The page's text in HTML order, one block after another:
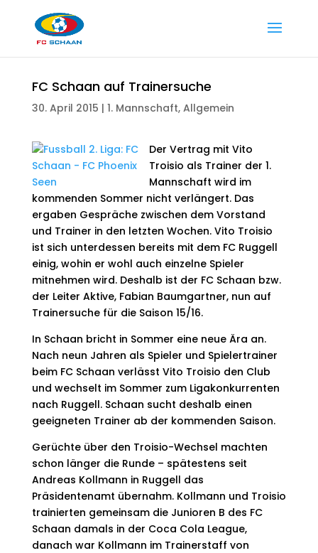
FC Schaan auf Trainersuche
30. April 2015 | 1. Mannschaft, Allgemein
Der Vertrag mit Vito
Troisio als Trainer der 1.
Mannschaft wird im
kommenden Sommer nicht verlängert. Das
ergaben Gespräche zwischen dem Vorstand
und Trainer in den letzten Wochen. Vito Troisio
ist sich unterdessen bereits mit dem FC Ruggell
einig, wohin er wohl auch einzelne Spieler
mitnehmen wird. Deshalb ist der FC Schaan bzw.
der Leiter Aktive, Fabian Baumgartner, nun auf
Trainersuche für die Saison 15/16.
In Schaan bricht in Sommer eine neue Ära an.
Nach neun Jahren als Spieler und Spielertrainer
beim FC Schaan verlässt Vito Troisio den Club
und wechselt im Sommer zum Ligakonkurrenten
nach Ruggell. Schaan sucht deshalb einen
geeigneten Trainer ab der kommenden Saison.
Gerüchte über den Troisio-Wechsel machten
schon länger die Runde – spätestens seit
Andreas Kollmann in Ruggell das
Präsidentenamt übernahm. Kollmann und Troisio
trainierten gemeinsam die Junioren B des FC
Schaan damals in der Coca Cola League,
danach war Kollmann im Trainerstaff von